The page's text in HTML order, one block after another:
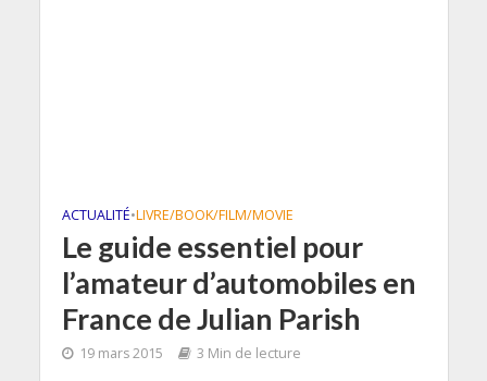
ACTUALITÉ•LIVRE/BOOK/FILM/MOVIE
Le guide essentiel pour
l’amateur d’automobiles en
France de Julian Parish
19 mars 2015 3 Min de lecture